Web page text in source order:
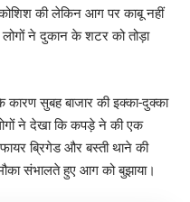
की लेकिन आग पर काबू नहीं
ने दुकान के शटर को तोड़ा
सुबह बाजार की इक्का-दुक्का
ने देखा कि कपड़े ने की एक
ब्रिगेड और बस्ती थाने की
संभालते हुए आग को बुझाया।